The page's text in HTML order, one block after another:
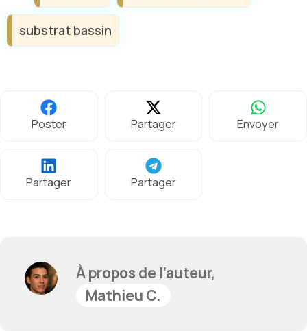
substrat bassin
Poster Partager Envoyer
Partager Partager
À propos de l’auteur,
Mathieu C.